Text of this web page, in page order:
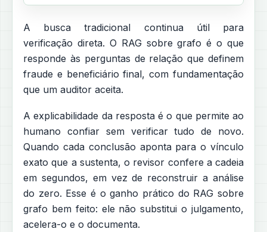
A busca tradicional continua útil para
verificação direta. O RAG sobre grafo é o que
responde às perguntas de relação que definem
fraude e beneficiário final, com fundamentação
que um auditor aceita.
A explicabilidade da resposta é o que permite ao
humano confiar sem verificar tudo de novo.
Quando cada conclusão aponta para o vínculo
exato que a sustenta, o revisor confere a cadeia
em segundos, em vez de reconstruir a análise
do zero. Esse é o ganho prático do RAG sobre
grafo bem feito: ele não substitui o julgamento,
acelera-o e o documenta.